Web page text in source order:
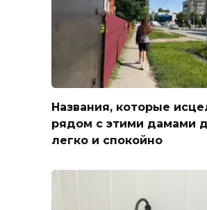
Названия, которые
рядом с этими дамами
легко и спокойно